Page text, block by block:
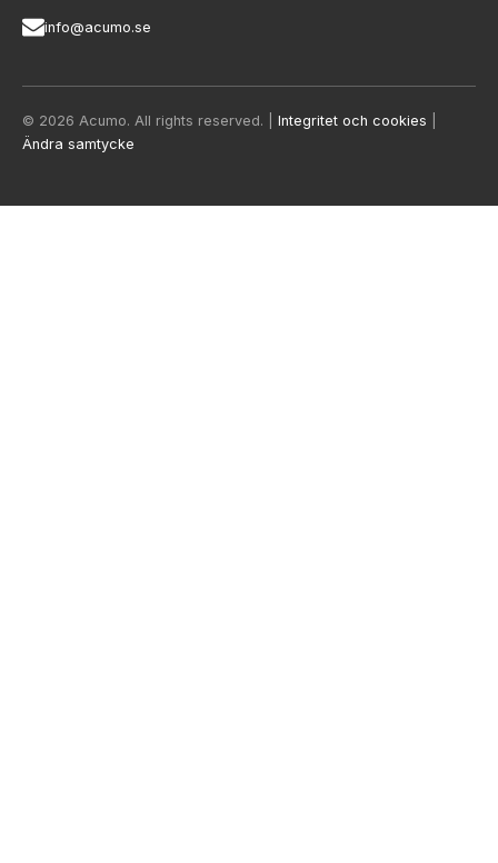
info@acumo.se
© 2026 Acumo. All rights reserved. | Integritet och cookies
Ändra samtycke